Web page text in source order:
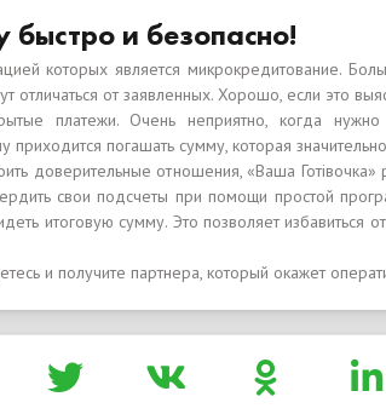
быстро и безопасно!
которых является микрокредитование.
от заявленных. Хорошо, если это
платежи. Очень неприятно, когда нужно
приходится погашать сумму, которая
доверительные отношения, «Ваша
свои подсчеты при помощи простой
итоговую сумму. Это позволяет избавиться
и получите партнера, который окажет